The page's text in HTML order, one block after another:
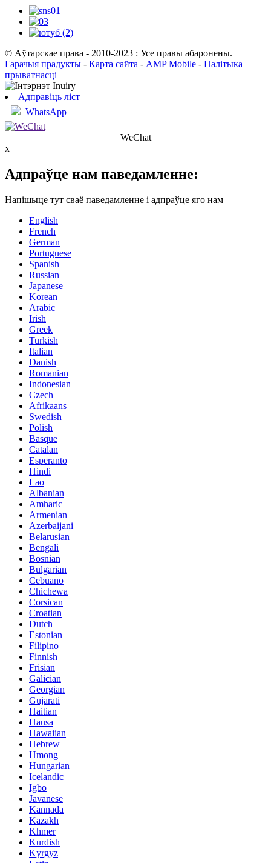
© Аўтарскае права - 2010-2023 : Усе правы абаронены.
Гарачыя прадукты - Карта сайта - AMP Mobile - Палітыка
прыватнасці
Адправіць ліст
WhatsApp
WeChat
x
Адпраўце нам паведамленне:
Напішыце тут сваё паведамленне і адпраўце яго нам
English
French
German
Portuguese
Spanish
Russian
Japanese
Korean
Arabic
Irish
Greek
Turkish
Italian
Danish
Romanian
Indonesian
Czech
Afrikaans
Swedish
Polish
Basque
Catalan
Esperanto
Hindi
Lao
Albanian
Amharic
Armenian
Azerbaijani
Belarusian
Bengali
Bosnian
Bulgarian
Cebuano
Chichewa
Corsican
Croatian
Dutch
Estonian
Filipino
Finnish
Frisian
Galician
Georgian
Gujarati
Haitian
Hausa
Hawaiian
Hebrew
Hmong
Hungarian
Icelandic
Igbo
Javanese
Kannada
Kazakh
Khmer
Kurdish
Kyrgyz